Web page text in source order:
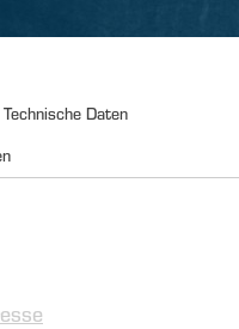
Technische Daten